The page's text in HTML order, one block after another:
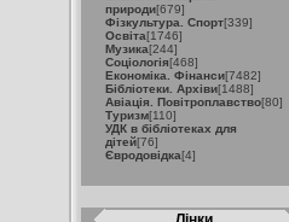
природи[679]
Фізкультура. Спорт[339]
Освіта[1746]
Музика[244]
Соціологія[468]
Економіка. Фінанси[7482]
Бібліотеки. Архіви[1488]
Авіація. Повітроплавство[80]
Туризм[110]
УДК в бібліотеках для
дітей[76]
Євродовідка[4]